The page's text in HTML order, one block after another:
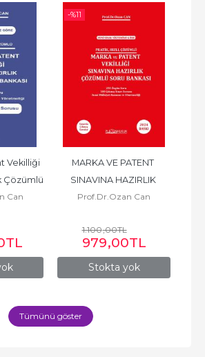
Vekilliği
Çözümlü
Baskı
Can
TL
-%11
Stokta yok
MARKA VE PATENT
SINAVINA HAZIRLIK
ÇÖZÜMLÜ SORU
Prof.Dr.Ozan Can
1.100,00TL
979,00TL
Tümünü göster